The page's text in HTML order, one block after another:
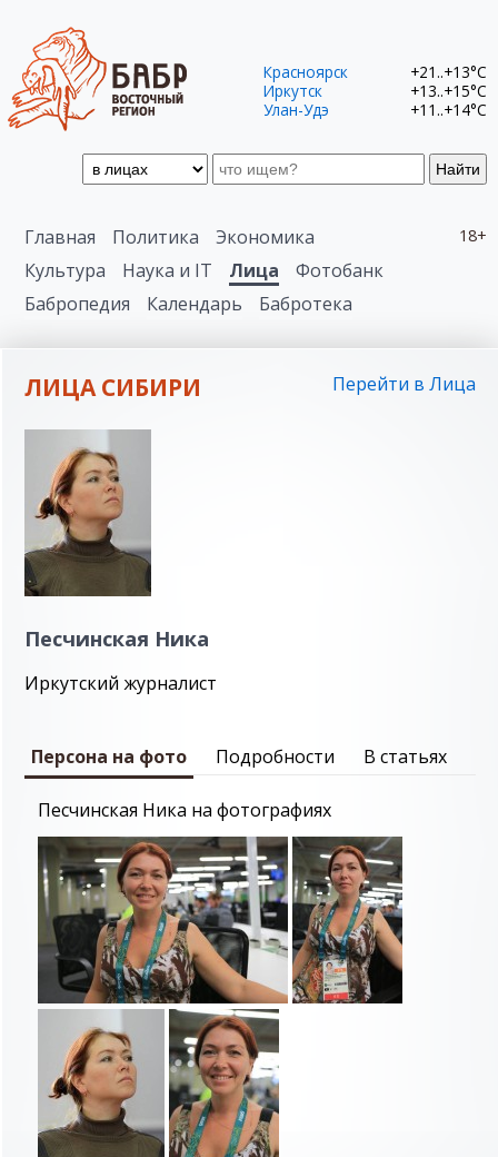
Найти
Красноярск
+21..+13°C
Иркутск
+13..+15°C
Улан-Удэ
+11..+14°C
18+
Главная Политика
Экономика
Культура
Наука и IT Лица
Фотобанк
Бабропедия
Календарь Бабротека
ЛИЦА СИБИРИ Перейти в Лица
Песчинская Ника
Иркутский журналист
Персона на фото Подробности В статьях
Песчинская Ника на фотографиях